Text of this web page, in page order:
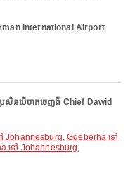
International Airport
ប្រសិនបើចាកចេញពី Chief Dawid
Johannesburg,Gqeberha ទៅ
ទៅ Johannesburg,